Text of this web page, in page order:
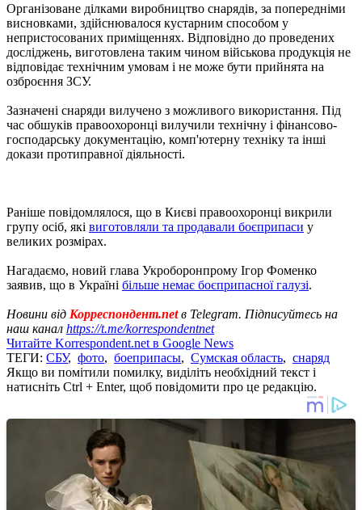
Організоване ділками виробництво снарядів, за попередніми
висновками, здійснювалося кустарним способом у
непристосованих приміщеннях. Відповідно до проведених
досліджень, виготовлена ​​таким чином військова продукція не
відповідає технічним умовам і не може бути прийнята на
озброєння ЗСУ.
Зазначені снаряди вилучено з можливого використання. Під
час обшуків правоохоронці вилучили технічну і фінансово-
господарську документацію, комп'ютерну техніку та інші
докази протиправної діяльності.
Раніше повідомлялося, що в Києві правоохоронці викрили
групу осіб, які виготовляли та продавали боєприпаси у
великих розмірах.
Нагадаємо, новий глава Укроборонпрому Ігор Фоменко
заявив, що в Україні більше немає боєприпасної галузі.
Новини від Корреспондент.netв Telegram. Підписуйтесь на
наш канал https://t.me/korrespondentnet
Читайте Korrespondent.net в Google News
ТЕГИ: СБУ, фото, боеприпасы, Сумская область, снаряд
Якщо ви помітили помилку, виділіть необхідний текст і
натисніть Ctrl + Enter, щоб повідомити про це редакцію.